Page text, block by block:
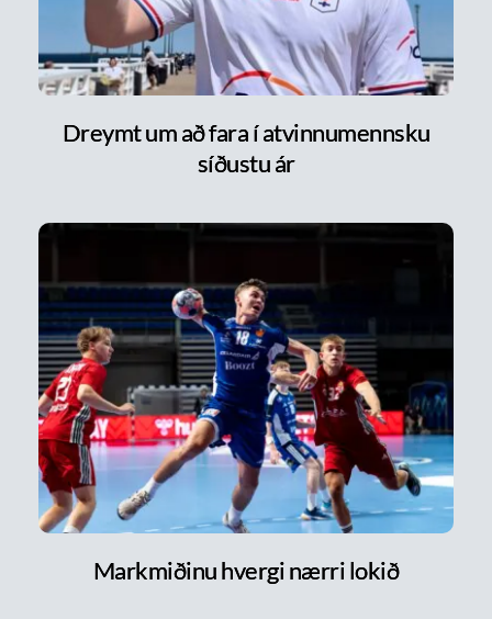
Dreymt um að fara í atvinnumennsku
síðustu ár
Markmiðinu hvergi nærri lokið